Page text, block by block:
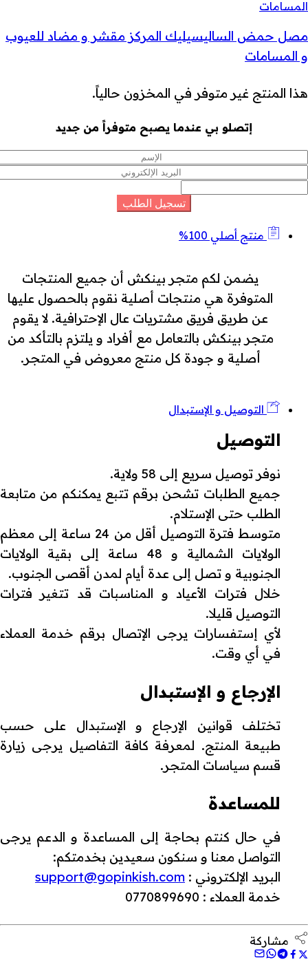
مصل حمض الساليسيليك المركز مقشر و مضاد للعيوب
و المسامات
هذا المنتج غير متوفر في المخزون حالياً.
إتصلو بي عندما يصبح متوفراً من جديد
منتج أصلي 100%
يضمن لكم متجر بينكش أن جميع المنتجات
المتوفرة هي منتجات أصلية نقوم بالحصول عليها
عن طريق فريق مشتريات عال الإحترافية. لا يقوم
متجر بينكش بالتعامل مع أفراد و يلتزم بالتأكد من
أصلية و جودة كل منتج معروض في المتجر.
التوصيل و الإستبدال
التوصيل
نوفر توصيل سريع إلى 58 ولاية.
جميع الطلبات تشحن برقم تتبع يمكنكم من متابعة
الطلب حتى الإستلام.
متوسط فترة التوصيل أقل من 24 ساعة إلى معظم
الولايات الشمالية و 48 ساعة إلى بقية الولايات
الجنوبية و تصل إلى عدة أيام لمدن أقصى الجنوب.
خلال فترات الأعياد و المناسبات قد تتغير فترات
التوصيل قليلا.
لأي إستفسارات يرجى الإتصال برقم خدمة العملاء
في أي وقت.
الإرجاع و الإستبدال
تختلف قوانين الإرجاع و الإستبدال على حسب
طبيعة المنتج. لمعرفة كافة التفاصيل يرجى زيارة
قسم سياسات المتجر.
للمساعدة
في حال كنتم بحاجة إلى المساعدة و الدعم يرجى
التواصل معنا و سنكون سعيدين بخدمتكم:
البريد الإلكتروني : support@gopinkish.com
خدمة العملاء : 0770899690
مشاركة